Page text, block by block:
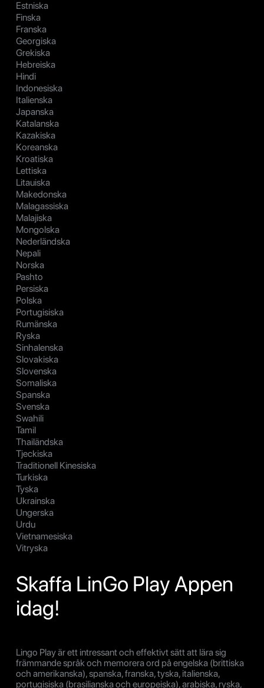
Estniska
Finska
Franska
Georgiska
Grekiska
Hebreiska
Hindi
Indonesiska
Italienska
Japanska
Katalanska
Kazakiska
Koreanska
Kroatiska
Lettiska
Litauiska
Makedonska
Malagassiska
Malajiska
Mongolska
Nederländska
Nepali
Norska
Pashto
Persiska
Polska
Portugisiska
Rumänska
Ryska
Sinhalenska
Slovakiska
Slovenska
Somaliska
Spanska
Svenska
Swahili
Tamil
Thailändska
Tjeckiska
Traditionell Kinesiska
Turkiska
Tyska
Ukrainska
Ungerska
Urdu
Vietnamesiska
Vitryska
Skaffa LinGo Play Appen
idag!
Lingo Play är ett intressant och effektivt sätt att lära sig
främmande språk och memorera ord på engelska (brittiska
och amerikanska), spanska, franska, tyska, italienska,
portugisiska (brasilianska och europeiska), arabiska, ryska,